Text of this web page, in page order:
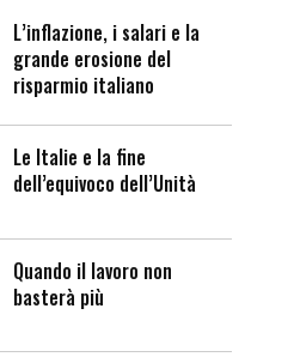
L’inflazione, i salari e la
grande erosione del
risparmio italiano
Le Italie e la fine
dell’equivoco dell’Unità
Quando il lavoro non
basterà più